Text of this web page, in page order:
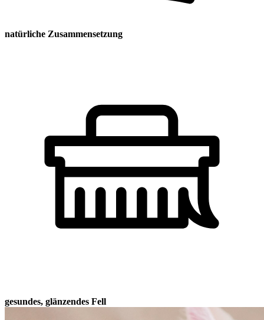
natürliche Zusammensetzung
gesundes, glänzendes Fell